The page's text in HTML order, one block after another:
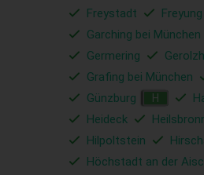
Freystadt
Freyung
Garching bei München
Germering
Grafing bei München
Günzburg
H
Heideck
Hilpoltstein
Höchstadt an der